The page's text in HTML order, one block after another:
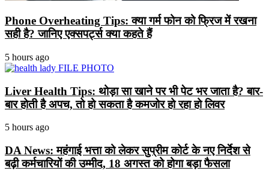
Phone Overheating Tips: क्या गर्म फोन को फ्रिज में रखना
सही है? जानिए एक्सपर्ट्स क्या कहते हैं
5 hours ago
Liver Health Tips: थोड़ा सा खाने पर भी पेट भर जाता है? बार-
बार होती है अपच, तो हो सकता है कमजोर हो रहा हो लिवर
5 hours ago
DA News: महंगाई भत्ता को लेकर सुप्रीम कोर्ट के नए निर्देश से
बढ़ी कर्मचारियों की उम्मीद, 18 अगस्त को होगा बड़ा फैसला